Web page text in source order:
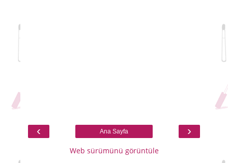
‹ ›
Ana Sayfa
Web sürümünü görüntüle